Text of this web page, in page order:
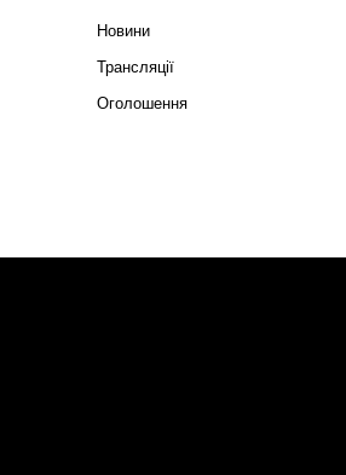
Новини
Трансляції
Оголошення